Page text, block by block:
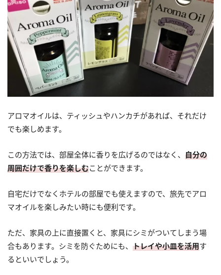
アロマオイルは、ティッシュやハンカチがあれば、それだけ
でも楽しめます。
この方法では、部屋全体に香りを広げるのではなく、 自分の
周囲だけで香りを楽しむことができます。
自宅だけでなくホテルの部屋でも使えますので、旅先でアロ
マオイルを楽しみたい時にも便利です。
ただ、家具の上に直接置くと、家具にシミがついてしまう場
合もあります。シミを防ぐためにも、 トレイや小皿を活用す
るといいでしょう。